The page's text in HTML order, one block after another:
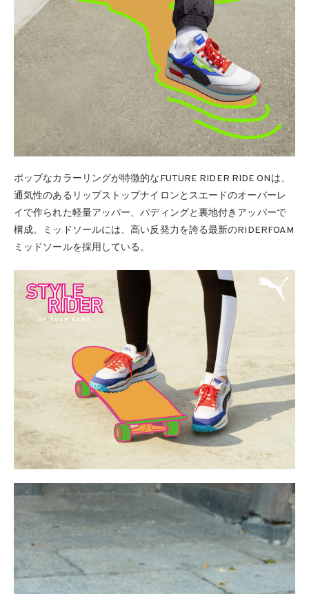
ポップなカラーリングが特徴的なFUTURE RIDER RIDE ONは、
通気性のあるリップストップナイロンとスエードのオーバーレ
イで作られた軽量アッパー、パディングと裏地付きアッパーで
構成。ミッドソールには、高い反発力を誇る最新のRIDERFOAM
ミッドソールを採用している。